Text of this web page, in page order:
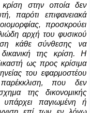
κρίση στην οποία δεν
παρότι επιφανειακά
προσκρούει
αρχή του φυσικού
κάθε σύνθεσης να
της κρίση. Η
ως προς κρίσιμα
του εφαρμοστέου
που δεν
της δικονομικής
υπάρχει παγιωμένη ή